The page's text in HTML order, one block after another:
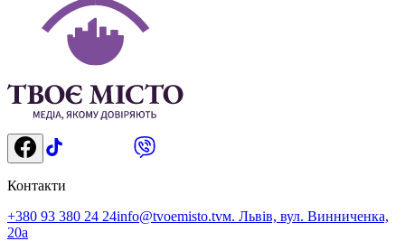
Контакти
+380 93 380 24 24info@tvoemisto.tvм. Львів, вул. Винниченка,
20а